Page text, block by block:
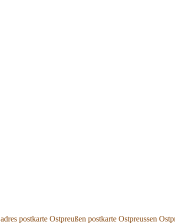
postkarte Ostpreußen postkarte Ostpreussen